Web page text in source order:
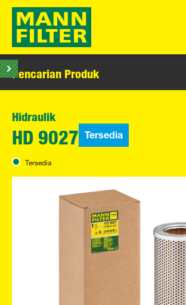
Pencarian Produk
Hidraulik
HD 9027 Tersedia
Tersedia